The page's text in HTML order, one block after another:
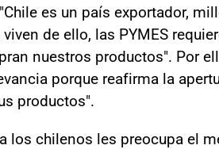
es un país exportador,
de ello, las PYMES
nuestros productos". Por
porque reafirma la
productos".
los chilenos les preocupa el